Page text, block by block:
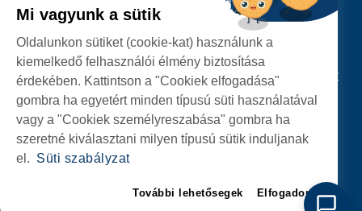
SZEMÉLYES ADATOK VÉDELME
SZATMÁRNÉMETI
POLGÁRMESTERI HIVATAL
P-ȚA 25 OCTOMBRIE, NR. 1 CORP M, 440026 SATU MARE
Mi vagyunk a sütik
Oldalunkon sütiket (cookie-kat) használunk a
kiemelkedő felhasználói élmény biztosítása
érdekében. Kattintson a "Cookiek elfogadása"
gombra ha egyetért minden típusú süti használatával
vagy a "Cookiek személyreszabása" gombra ha
szeretné kiválasztani milyen típusú sütik induljanak
el. Süti szabályzat
További lehetősegek Elfogadom